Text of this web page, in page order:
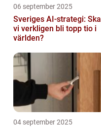
06 september 2025
Sveriges AI-strategi: Ska
vi verkligen bli topp tio i
världen?
04 september 2025